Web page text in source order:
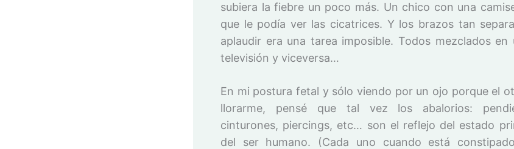
subiera la fiebre un poco más. Un chico con una
que le podía ver las cicatrices. Y los brazos tan
aplaudir era una tarea imposible. Todos mezclados
televisión y viceversa…
En mi postura fetal y sólo viendo por un ojo porque el
llorarme, pensé que tal vez los abalorios:
cinturones, piercings, etc… son el reflejo del estado
del ser humano. (Cada uno cuando está